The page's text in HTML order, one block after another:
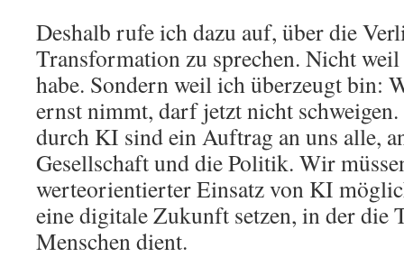
Deshalb rufe ich dazu auf, über die
Transformation zu sprechen. Nicht
habe. Sondern weil ich überzeugt bin:
ernst nimmt, darf jetzt nicht
durch KI sind ein Auftrag an uns alle,
Gesellschaft und die Politik. Wir
werteorientierter Einsatz von KI
eine digitale Zukunft setzen, in der die
Menschen dient.